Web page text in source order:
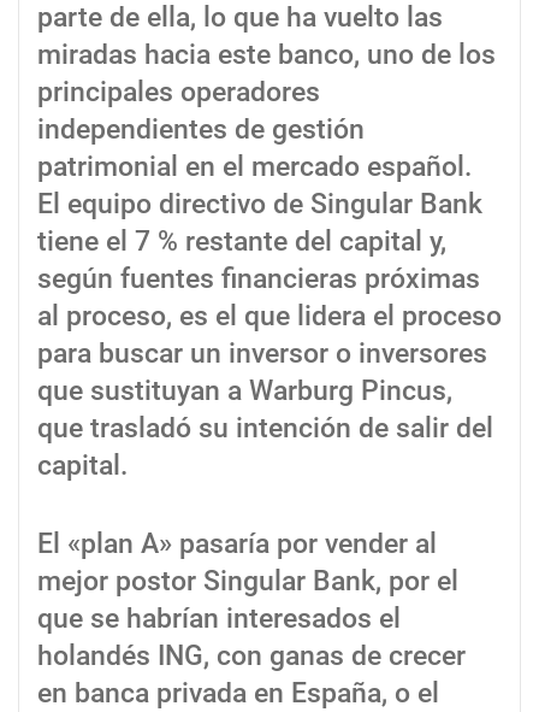
parte de ella, lo que ha vuelto las
miradas hacia este banco, uno de los
principales operadores
independientes de gestión
patrimonial en el mercado español.
El equipo directivo de Singular Bank
tiene el 7 % restante del capital y,
según fuentes financieras próximas
al proceso, es el que lidera el proceso
para buscar un inversor o inversores
que sustituyan a Warburg Pincus,
que trasladó su intención de salir del
capital.
El «plan A» pasaría por vender al
mejor postor Singular Bank, por el
que se habrían interesados el
holandés ING, con ganas de crecer
en banca privada en España, o el